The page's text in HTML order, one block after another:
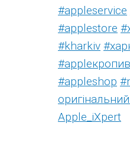
#appleservice
#applestore
#kharkiv
#appleshop
Apple_iXpert